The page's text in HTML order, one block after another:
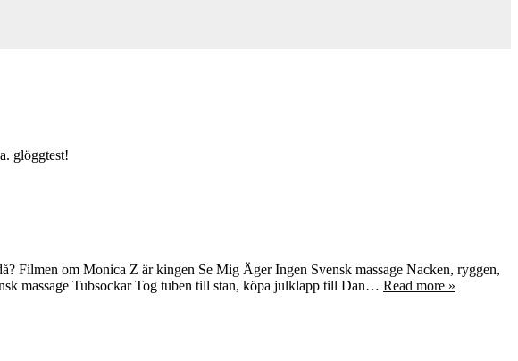
glöggtest!
Filmen om Monica Z är kingen Se Mig Äger Ingen Svensk massage Nacken, ryggen,
massage Tubsockar Tog tuben till stan, köpa julklapp till Dan… Read more »